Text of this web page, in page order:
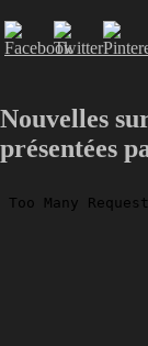
Nouvelles
présentées